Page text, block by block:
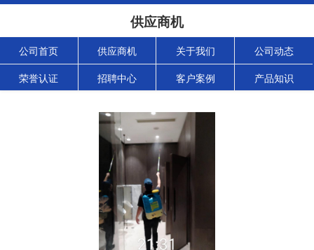
供应商机
公司首页 供应商机 关于我们 公司动态
荣誉认证 招聘中心 客户案例 产品知识